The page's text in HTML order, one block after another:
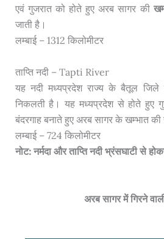
एवं गुजरात को होते हुए अरब सागर की
जाती है।
लम्बाई – 1312 किलोमीटर
ताप्ति नदी – Tapti River
यह नदी मध्यप्रदेश राज्य के बैतूल
निकलती है। यह मध्यप्रदेश से होते हुए
बंदरगाह बनाते हुए अरब सागर के खम्भात की
लम्बाई – 724 किलोमीटर
नोट: नर्मदा और ताप्ति नदी भ्रंसघाटी से
अरब सागर में गिरने